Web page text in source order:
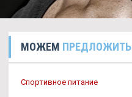
МОЖЕМ ПРЕДЛОЖИТЬ
Спортивное питание